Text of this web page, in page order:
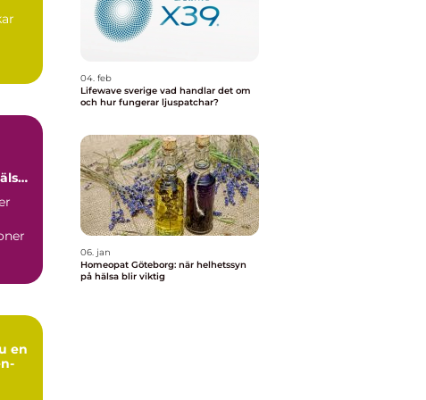
en
04. feb
Lifewave sverige vad handlar det om
och hur fungerar ljuspatchar?
06. jan
Homeopat Göteborg: när helhetssyn
på hälsa blir viktig